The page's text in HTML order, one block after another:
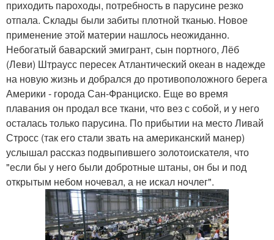
приходить пароходы, потребность в парусине резко
отпала. Склады были забиты плотной тканью. Новое
применение этой материи нашлось неожиданно.
Небогатый баварский эмигрант, сын портного, Лёб
(Леви) Штраусс пересек Атлантический океан в надежде
на новую жизнь и добрался до противоположного берега
Америки - города Сан-Франциско. Еще во время
плавания он продал все ткани, что вез с собой, и у него
осталась только парусина. По прибытии на место Ливай
Стросс (так его стали звать на американский манер)
услышал рассказ подвыпившего золотоискателя, что
"если бы у него были добротные штаны, он бы и под
открытым небом ночевал, а не искал ночлег".